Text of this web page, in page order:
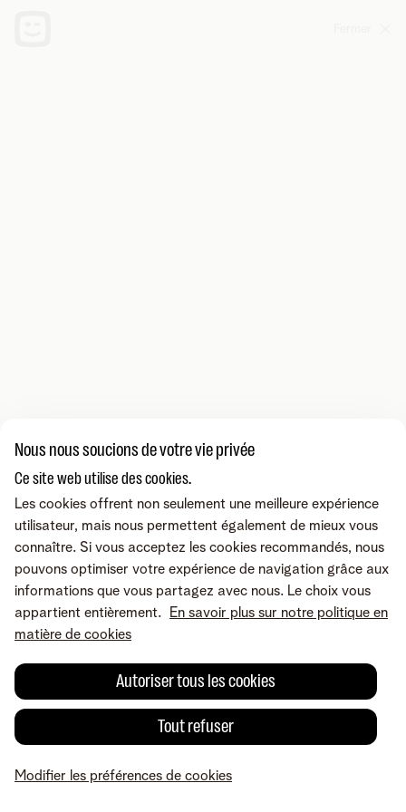
Nous nous soucions de votre vie privée
Ce site web utilise des cookies.
Les cookies offrent non seulement une meilleure expérience
utilisateur, mais nous permettent également de mieux vous
connaître. Si vous acceptez les cookies recommandés, nous
pouvons optimiser votre expérience de navigation grâce aux
informations que vous partagez avec nous. Le choix vous
appartient entièrement.
En savoir plus sur notre politique en
matière de cookies
Tout refuser
Autoriser tous les cookies
Modifier les préférences de cookies